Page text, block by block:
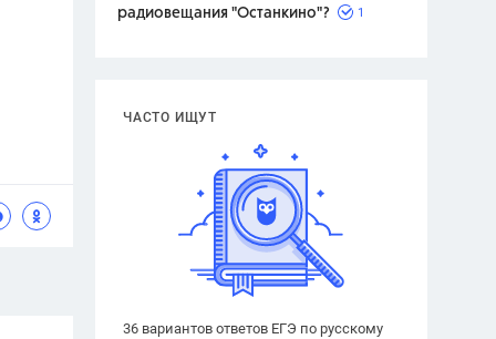
радиовещания "Останкино"?
1
ЧАСТО ИЩУТ
36 вариантов ответов ЕГЭ по русскому